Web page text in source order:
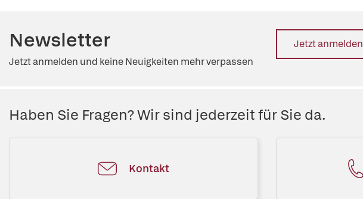
Newsletter
Jetzt anmelden und keine Neuigkeiten mehr verpassen
Jetzt anmelden
Haben Sie Fragen? Wir sind jederzeit für Sie da.
Kontakt